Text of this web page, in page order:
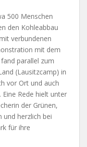
500 Menschen
den Kohleabbau
verbundenen
mit dem
parallel zum
(Lausitzcamp) in
vor Ort und auch
Rede hielt unter
der Grünen,
und herzlich bei
für ihre